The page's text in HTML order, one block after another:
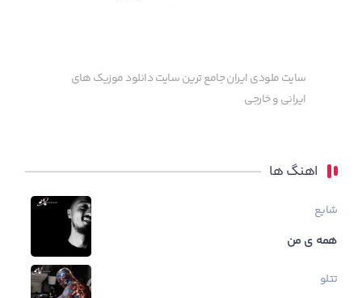
سایت ملودی ایران جامع ترین سایت دانلود موزیک های
ایرانی و خارجی
اهنگ ها
شایع
همه ی من
تتلو